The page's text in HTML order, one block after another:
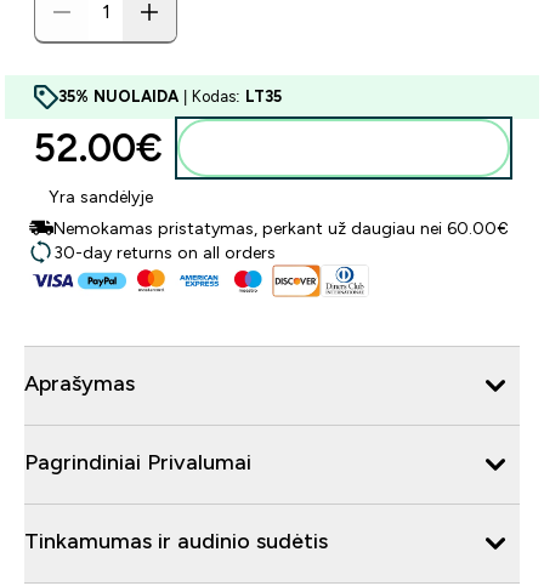
35% NUOLAIDA | Kodas: LT35
52.00€‎
Yra sandėlyje
Nemokamas pristatymas, perkant už daugiau nei 60.00€
30-day returns on all orders
Aprašymas
Pagrindiniai Privalumai
Tinkamumas ir audinio sudėtis